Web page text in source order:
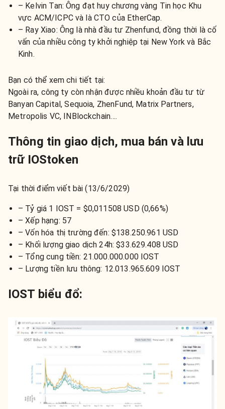
– Kelvin Tan: Ông đạt huy chương vàng Tin học Khu
vực ACM/ICPC và là CTO của EtherCap.
– Ray Xiao: Ông là nhà đầu tư Zhenfund, đồng thời là cố
vấn của nhiều công ty khởi nghiệp tại New York và Bắc
Kinh.
Bạn có thể xem chi tiết tại:
Ngoài ra, công ty còn nhận được nhiều khoản đầu tư từ
Banyan Capital, Sequoia, ZhenFund, Matrix Partners,
Metropolis VC, INBlockchain….
Thông tin giao dịch, mua bán và lưu
trữ IOStoken
Tại thời điểm viết bài (13/6/2029)
– Tỷ giá 1 IOST = $0,011508 USD (0,66%)
– Xếp hạng: 57
– Vốn hóa thị trường đến: $138.250.961 USD
– Khối lượng giao dịch 24h: $33.629.408 USD
– Tổng cung tiền: 21.000.000.000 IOST
– Lượng tiền lưu thông: 12.013.965.609 IOST
IOST biểu đổ: